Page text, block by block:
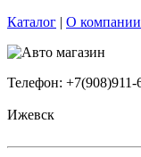
Каталог | О компании
Телефон: +7(908)911-
Ижевск